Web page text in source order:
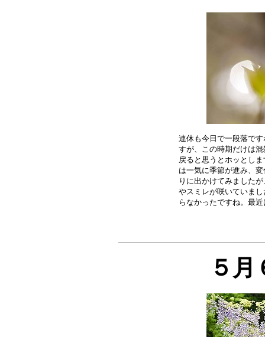
連休も今日で一段落で
すが、この時期だけは
戻ると思うとホッとし
は一気に季節が進み、
りに出かけてみました
やスミレが咲いていま
５月